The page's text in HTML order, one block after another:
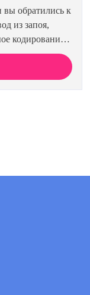
вы обратились к
из запоя,
кодирование.
первичной
метод
к трезвости